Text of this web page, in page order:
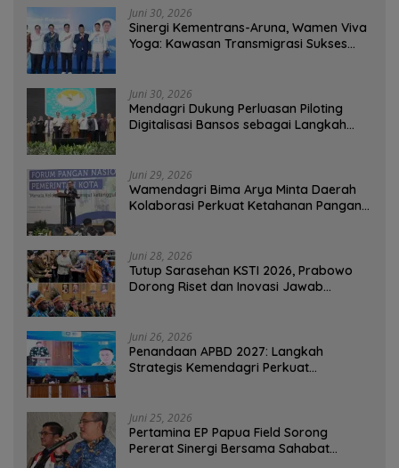
Juni 30, 2026
Sinergi Kementrans-Aruna, Wamen Viva
Yoga: Kawasan Transmigrasi Sukses
Juni 30, 2026
Mendagri Dukung Perluasan Piloting
Digitalisasi Bansos sebagai Langkah
Juni 29, 2026
Wamendagri Bima Arya Minta Daerah
Kolaborasi Perkuat Ketahanan Pangan
Juni 28, 2026
Tutup Sarasehan KSTI 2026, Prabowo
Dorong Riset dan Inovasi Jawab
Juni 26, 2026
Penandaan APBD 2027: Langkah
Strategis Kemendagri Perkuat
Juni 25, 2026
Pertamina EP Papua Field Sorong
Pererat Sinergi Bersama Sahabat